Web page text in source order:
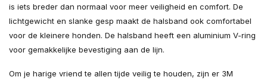
is iets breder dan normaal voor meer veiligheid en comfort. De
lichtgewicht en slanke gesp maakt de halsband ook comfortabel
voor de kleinere honden. De halsband heeft een aluminium V-ring
voor gemakkelijke bevestiging aan de lijn.
Om je harige vriend te allen tijde veilig te houden, zijn er 3M